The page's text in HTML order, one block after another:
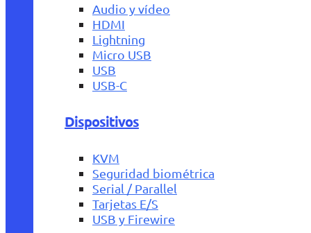
Audio y vídeo
HDMI
Lightning
Micro USB
USB
USB-C
Dispositivos
KVM
Seguridad biométrica
Serial / Parallel
Tarjetas E/S
USB y Firewire